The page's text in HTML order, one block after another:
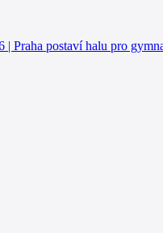
| Praha postaví halu pro